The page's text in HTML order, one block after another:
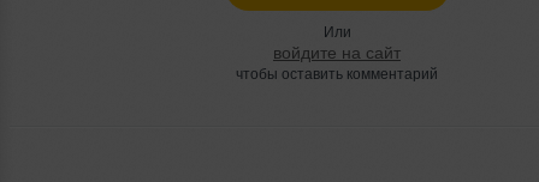
Или
войдите на сайт
чтобы оставить комментарий